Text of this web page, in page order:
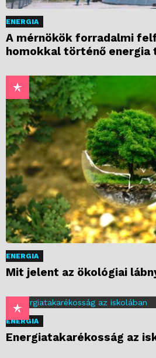
ENERGIA
A mérnökök forradalmi
homokkal történő energia
ENERGIA
Mit jelent az ökológiai
ENERGIA
Energiatakarékosság az